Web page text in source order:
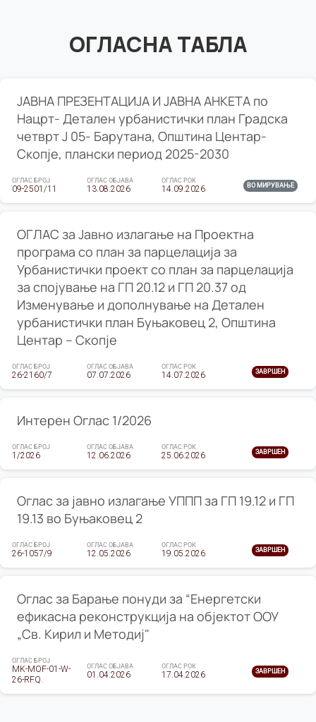
ОГЛАСНА ТАБЛА
ЈАВНА ПРЕЗЕНТАЦИЈА И ЈАВНА АНКЕТА по
Нацрт- Детален урбанистички план Градска
четврт Ј 05- Барутана, Општина Центар-
Скопје, плански период 2025-2030
ОГЛАС БРОЈ
09-2501/11
ОГЛАС ОБЈАВА
13.08.2026
ОГЛАС РОК
14.09.2026 ВО МИРУВАЊЕ
ОГЛАС за Јавно излагање на Проектна
програма со план за парцелација за
Урбанистички проект со план за парцелација
за спојување на ГП 20.12 и ГП 20.37 од
Изменување и дополнување на Детален
урбанистички план Буњаковец 2, Општина
Центар – Скопје
ОГЛАС БРОЈ
26-2160/7
ОГЛАС ОБЈАВА
07.07.2026
ОГЛАС РОК
14.07.2026 ЗАВРШЕН
Интерен Оглас 1/2026
ОГЛАС БРОЈ
1/2026
ОГЛАС ОБЈАВА
12.06.2026
ОГЛАС РОК
25.06.2026 ЗАВРШЕН
Оглас за јавно излагање УППП за ГП 19.12 и ГП
19.13 во Буњаковец 2
ОГЛАС БРОЈ
26-1057/9
ОГЛАС ОБЈАВА
12.05.2026
ОГЛАС РОК
19.05.2026 ЗАВРШЕН
Оглас за Барање понуди за “Енергетски
ефикасна реконструкција на објектот ООУ
„Св. Кирил и Методиј"
ОГЛАС БРОЈ
MK-MOF-01-W-
26-RFQ.
ОГЛАС ОБЈАВА
01.04.2026
ОГЛАС РОК
17.04.2026 ЗАВРШЕН